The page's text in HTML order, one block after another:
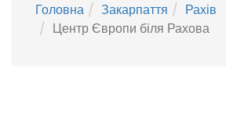
Головна Закарпаття
Рахів
Центр Європи біля Рахова